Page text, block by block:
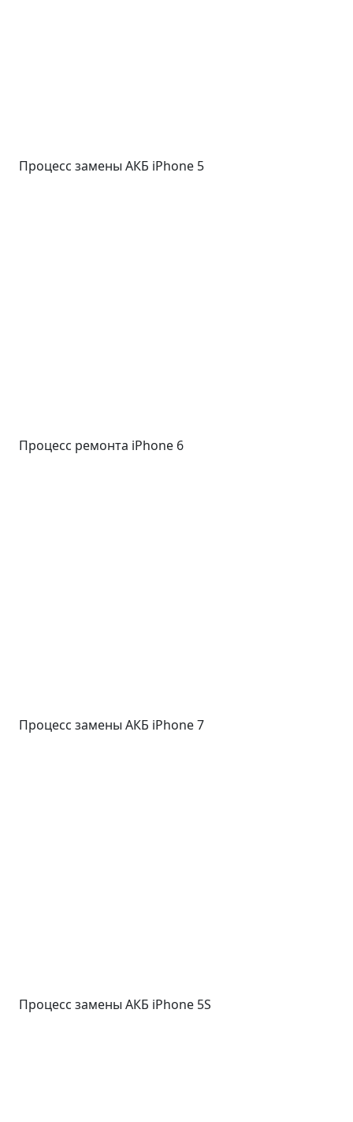
Процесс замены АКБ iPhone 5
Процесс ремонта iPhone 6
Процесс замены АКБ iPhone 7
Процесс замены АКБ iPhone 5S